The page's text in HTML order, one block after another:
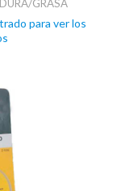
GRASA
para ver los